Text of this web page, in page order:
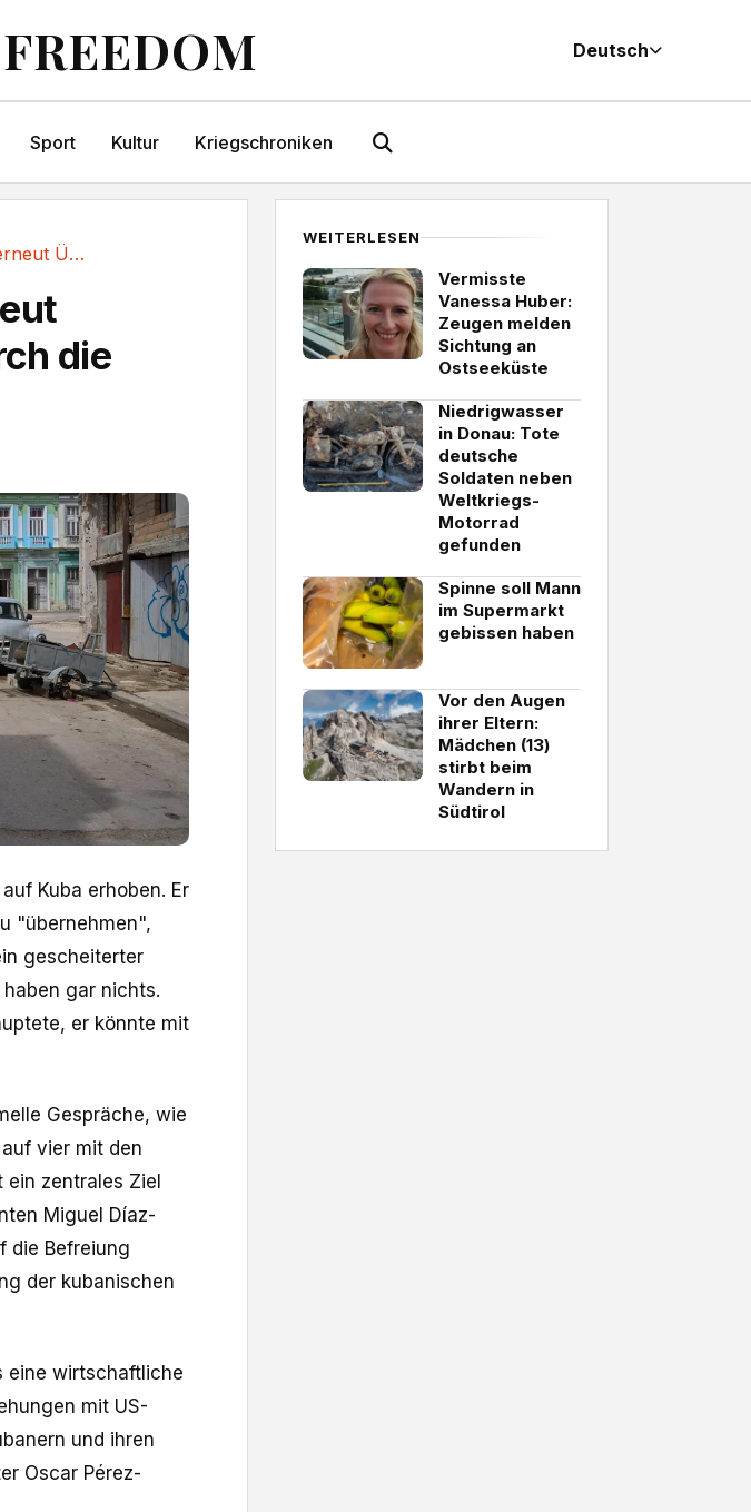
Deutsch
Sport Kultur Kriegschroniken
Donald Trump deutet erneut Übernahme von Kuba...
die
Kuba erhoben. Er
"übernehmen",
gescheiterter
gar nichts.
er könnte mit
Gespräche, wie
vier mit den
zentrales Ziel
Miguel Díaz-
die Befreiung
der kubanischen
eine wirtschaftliche
mit US-
und ihren
Oscar Pérez-
WEITERLESEN
Vermisste
Vanessa Huber:
Zeugen melden
Sichtung an
Ostseeküste
Niedrigwasser
in Donau: Tote
deutsche
Soldaten neben
Weltkriegs-
Motorrad
gefunden
Spinne soll Mann
im Supermarkt
gebissen haben
Vor den Augen
ihrer Eltern:
Mädchen (13)
stirbt beim
Wandern in
Südtirol